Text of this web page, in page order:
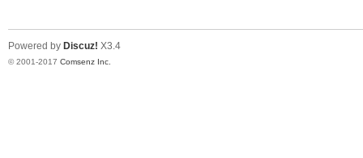
Powered by Discuz! X3.4
© 2001-2017 Comsenz Inc.